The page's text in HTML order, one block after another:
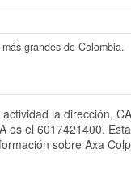
grandes de Colombia.
la dirección,
es el 6017421400.
sobre Axa